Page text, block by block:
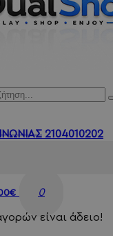
2104010202
0
είναι άδειο!